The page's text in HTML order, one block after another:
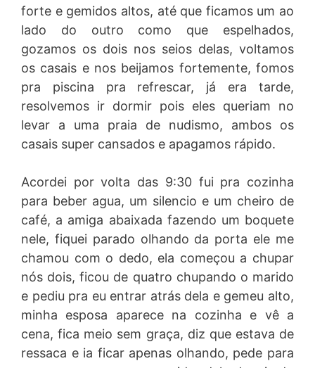
forte e gemidos altos, até que ficamos um ao
lado do outro como que espelhados,
gozamos os dois nos seios delas, voltamos
os casais e nos beijamos fortemente, fomos
pra piscina pra refrescar, já era tarde,
resolvemos ir dormir pois eles queriam no
levar a uma praia de nudismo, ambos os
casais super cansados e apagamos rápido.
Acordei por volta das 9:30 fui pra cozinha
para beber agua, um silencio e um cheiro de
café, a amiga abaixada fazendo um boquete
nele, fiquei parado olhando da porta ele me
chamou com o dedo, ela começou a chupar
nós dois, ficou de quatro chupando o marido
e pediu pra eu entrar atrás dela e gemeu alto,
minha esposa aparece na cozinha e vê a
cena, fica meio sem graça, diz que estava de
ressaca e ia ficar apenas olhando, pede para